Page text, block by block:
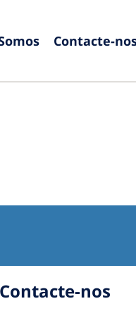
Contacte-
Contacte-nos